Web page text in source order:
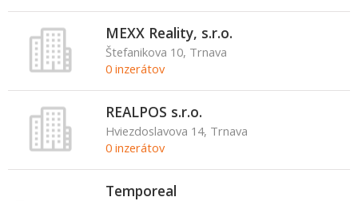
MEXX Reality, s.r.o.
Štefanikova 10, Trnava
0 inzerátov
REALPOS s.r.o.
Hviezdoslavova 14, Trnava
0 inzerátov
Temporeal